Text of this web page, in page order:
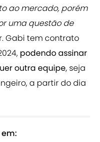
ao mercado, porém
uma questão de
Gabi tem contrato
podendo assinar
outra equipe, seja
a partir do dia